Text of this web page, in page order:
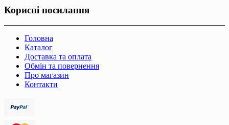
Корисні посилання
Головна
Каталог
Доставка та оплата
Обмін та повернення
Про магазин
Контакти